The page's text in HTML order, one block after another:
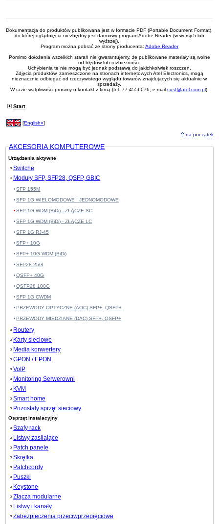
Dokumentacja do produktów publikowana jest w formacie PDF (Portable Document Format),
do której oglądnięcia niezbędny jest darmowy program Adobe Reader (w wersji 5 lub
wyższej).
Program można pobrać ze strony producenta: Adobe Reader
Pomimo dołożenia wszelkich starań nie gwarantujemy, że publikowane materiały są wolne
od błędów lub rozbieżności.
Uchybienia te nie mogą być jednak podstawą do jakichkolwiek roszczeń.
Zdjęcia produktów, zamieszczone na stronach internetowych Atel Electronics, mogą
nieznacznie odbiegać od rzeczywistego wyglądu towarów znajdujących się aktualnie w
sprzedaży.
W razie wątpliwości prosimy o kontakt z firmą (tel. 77-4556076, e-mail cust@atel.com.pl).
Start
[English»]
na początek
AKCESORIA KOMPUTEROWE
Urządzenia aktywne
Switche
Moduły SFP, SFP28, QSFP, GBIC
SFP 155M
SFP 1G WIELOMODOWE I JEDNOMODOWE
SFP 1G WDM (BiDi) - ZŁĄCZE SC
SFP 1G WDM (BiDi) - ZŁĄCZE LC
SFP 1G RJ-45
SFP+ 10G
SFP+ 10G WDM (BiDi)
SFP28 25G
QSFP+ 40G
QSFP28 100G
SFP 1G CWDM
PRZEWODY OPTYCZNE (AOC) SFP+, QSFP+
PRZEWODY MIEDZIANE (DAC) SFP+, QSFP+
Routery
Karty sieciowe
Media konwertery
GPON / EPON
VoIP
Monitoring Serwerowni
KVM
Smart home
Pozostały sprzęt sieciowy
Osprzęt instalacyjny
Szafy rack
Listwy zasilające
Patch panele
Skrętka
Patchcordy
Puszki
Keystone
Złącza modularne
Listwy i kanały
Zabezpieczenia przeciwprzepięciowe